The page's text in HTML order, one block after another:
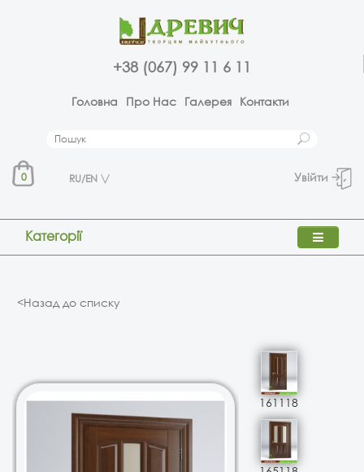
+38 (067) 99 11 6 11
Головна Про Нас Галерея Контакти
0 RU/EN Увійти
Категорії
<Назад до списку
161118